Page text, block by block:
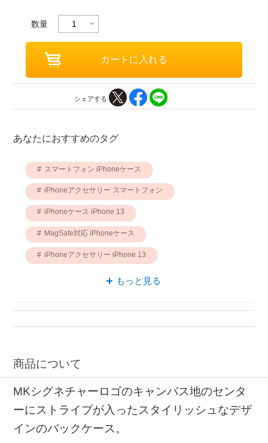
数量
シェアする
あなたにおすすめのタグ
スマートフォン iPhoneケース
iPhoneアクセサリー スマートフォン
iPhoneケース iPhone 13
MagSafe対応 iPhoneケース
iPhoneアクセサリー iPhone 13
iPhoneアクセサリー MagSafe対応
MagSafe対応 スマホケース
もっと見る
商品について
MKシグネチャーロゴのキャンバス地のセンタ
ーにストライプが入ったスタイリッシュなデザ
インのバックケース。